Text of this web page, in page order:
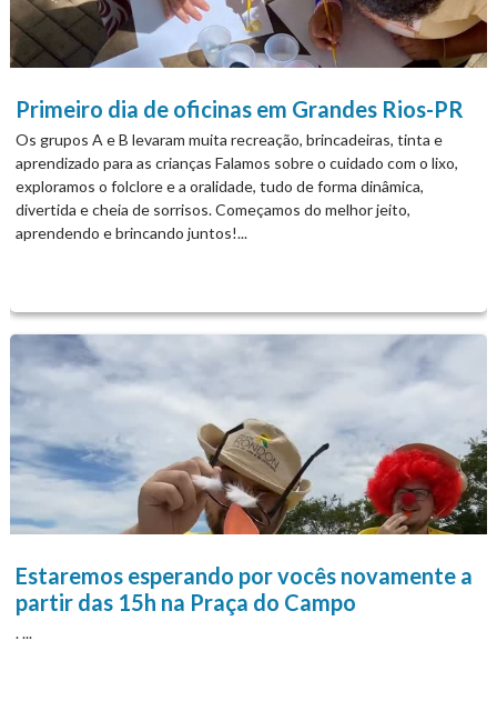
Primeiro dia de oficinas em Grandes Rios-PR
Os grupos A e B levaram muita recreação, brincadeiras, tinta e
aprendizado para as crianças Falamos sobre o cuidado com o lixo,
exploramos o folclore e a oralidade, tudo de forma dinâmica,
divertida e cheia de sorrisos. Começamos do melhor jeito,
aprendendo e brincando juntos!...
Estaremos esperando por vocês novamente a
partir das 15h na Praça do Campo
. ...